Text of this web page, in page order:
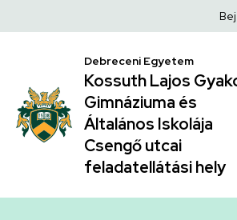
|
Kossuth
Lajos
Gyakorló
Gimnáziuma
Általános
a
Debreceni Egyetem
Kossuth Lajos
Gimnáziuma és
Általános Iskolája
Csengő utcai
feladatellátási hely